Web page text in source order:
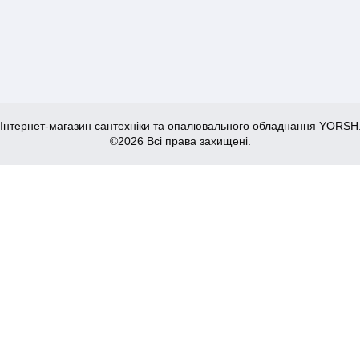
Інтернет-магазин сантехніки та опалювального обладнання YORSH.
©2026 Всі права захищені.